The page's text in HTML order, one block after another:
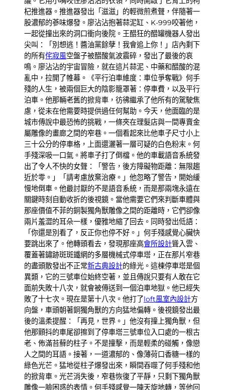
杞推進器。推進器發出「滋滋」的輕微煎煮聲，伴隨著一
股濃郁的蔘味爆發。廖沾沾抱著蒜泥缸、K-999咬著他，
一起從撞出來的洞口衝向後院。王醋狂的醋罐機器人發出
尖叫：「別想逃！醬油黨餘孽！我會追上你！」店內剩下
的所有侘寂風空盤子被醋酸氣波震碎，發出了最後的哀
鳴。廖沾沾的宇宙冒險，就在這片蒜泥、中藥和醋酸的混
亂中，拉開了帷幕。《平行泊車維度：車位爭奪戰》何手
殘的人生，被兩個巨大的陰影籠罩著：停車費，以及平行
泊車。他那輛老舊的掀背車，彷彿繼承了他所有的駕駛焦
慮，從未在他需要時提供過任何幫助。今天，他面臨的是
城市傳說中最恐怖的挑戰，一條夾在理髮店與一間專賣金
屬雕像的畫廊之間的窄巷。一個看起來比他車子尺寸小上
三十公分的停車格，上面還灑著一層可疑的白色粉末。何
手殘深吸一口氣。將車子打了倒檔。他的車載語音系統發
出了令人不快的女聲：「警告，後方障礙物距離：無限趨
近於零。」「請考慮放棄治療。」他忽略了警告，開始緩
慢地倒車。他最討厭的不是語音系統，而是那兩塊永遠在
關鍵時刻自動收折的後視鏡。當他需要它們來判斷車體與
那座價值不菲的銅製獨角獸雕像之間的距離時，它們卻像
兩片羞澀的耳朵一樣，優雅地縮了回去。同時發出低語：
「你還是別看了，反正你也停不好。」何手殘感覺心臟快
要跳出來了。他轉頭看去，發現那座高會所設計聳入雲、
覆蓋著鏽跡斑斑鐵網的多層機械式停車塔，正在那片窄巷
的盡頭散發出不正常新古典設計的綠光。這棟停車塔是個
異類，它的三號車位始終空著，並且傳說只要有人敢在它
面前失敗十八次，就會被傳送到一個泊車地獄。他已經失
敗了十七次。現在是第十八次。他打了loft風室內設計方
向盤，車頭朝著銅獨角獸的方向猛地偏轉。後視鏡發出最
後的溫柔提醒：「再見，世界。」他沒有撞上獨角獸，但
他那顫抖的車尾卻擦到了停車塔三號車位入口處的一根古
老、佈滿苔蘚的柱子。不是撞擊，而是輕柔的碰觸，像戀
人之間的耳語。接著，一道濃郁的、像薄荷口香糖一樣的
綠色光芒。猛地從柱子爆發出來，瞬間吞噬了何手殘和他
的掀背車。光芒消失後，窄巷恢復了平靜，只剩下獨角獸
雕像一臉困惑的表情。何手殘感覺一陣天旋地轉，等他回